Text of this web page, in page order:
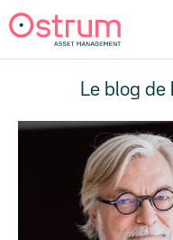
Le blog de